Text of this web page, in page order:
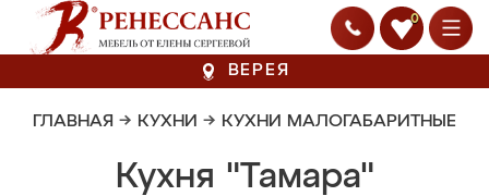
0
ВЕРЕЯ
ГЛАВНАЯ → КУХНИ → КУХНИ МАЛОГАБАРИТНЫЕ
Кухня "Тамара"